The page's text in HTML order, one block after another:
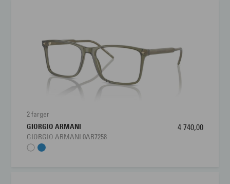
2 farger
GIORGIO ARMANI
GIORGIO ARMANI 0AR7258
4 740,00